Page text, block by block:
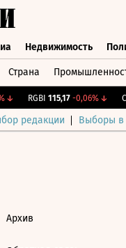
Недвижимость
Страна
↓ RGBI 115,17 -0,06%↓
редакции Выборы в
Архив